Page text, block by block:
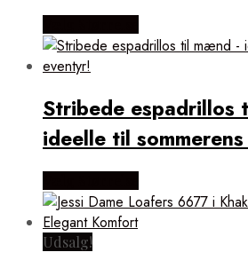
Stribede
ideelle til
Udsalg!